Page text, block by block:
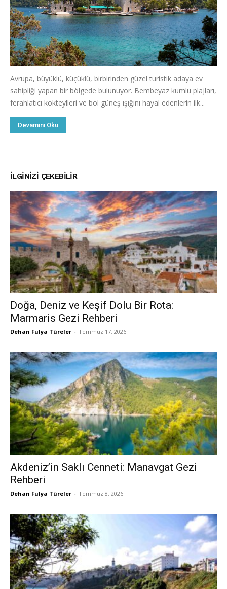
Avrupa, büyüklü, küçüklü, birbirinden güzel turistik adaya ev
sahipliği yapan bir bölgede bulunuyor. Bembeyaz kumlu plajları,
ferahlatıcı kokteylleri ve bol güneş ışığını hayal edenlerin ilk...
Devamını Oku
İLGINIZI ÇEKEBILIR
Doğa, Deniz ve Keşif Dolu Bir Rota:
Marmaris Gezi Rehberi
Dehan Fulya Türeler - Temmuz 17, 2026
Akdeniz’in Saklı Cenneti: Manavgat Gezi
Rehberi
Dehan Fulya Türeler - Temmuz 8, 2026